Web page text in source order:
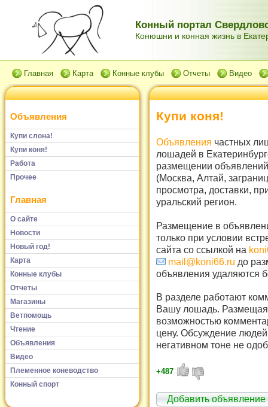
Конный портал
Конюшни и конная жизнь в
Главная Карта Конные клубы Отчеты Видео
Объявления
Купи слона!
Купи коня!
Работа
Прочее
Главная
О сайте
Новости
Новый год!
Карта
Конные клубы
Отчеты
Магазины
Ветпомощь
Чтение
Объявления
Видео
Племенное коневодство
Конный спорт
Купи коня!
Объявления частных
лошадей в
размещении
(Москва, Алтай,
просмотра, доставки,
уральский регион.
Размещение в
только при условии
сайта со ссылкой на
mail@koni66.ru до
объявления удаляются
В разделе работают
Вашу лошадь. Размещая
возможностью
цену. Обсуждение
негативном тоне не
+487
Добавить объявление